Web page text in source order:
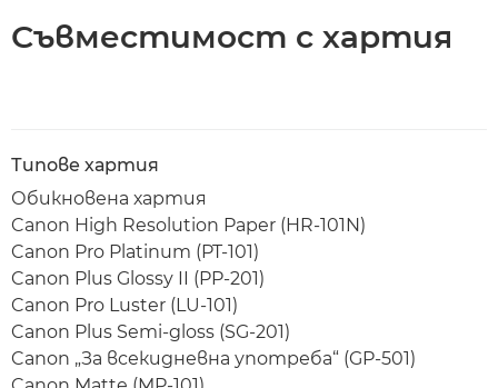
Съвместимост с хартия
Типове хартия
Обикновена хартия
Canon High Resolution Paper (HR-101N)
Canon Pro Platinum (PT-101)
Canon Plus Glossy II (PP-201)
Canon Pro Luster (LU-101)
Canon Plus Semi-gloss (SG-201)
Canon „За всекидневна употреба“ (GP-501)